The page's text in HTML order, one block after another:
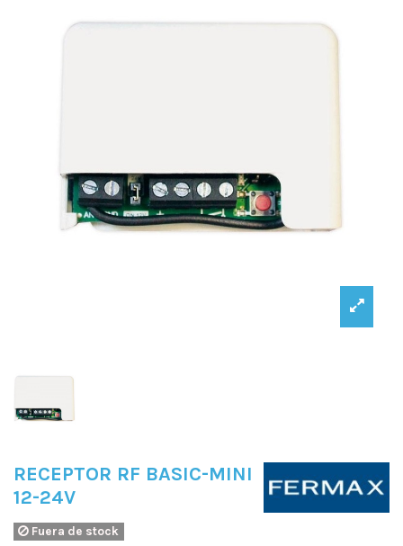
RECEPTOR RF BASIC-MINI
12-24V
Fuera de stock